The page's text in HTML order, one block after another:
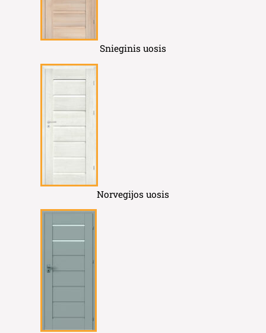
Snieginis uosis
Norvegijos uosis